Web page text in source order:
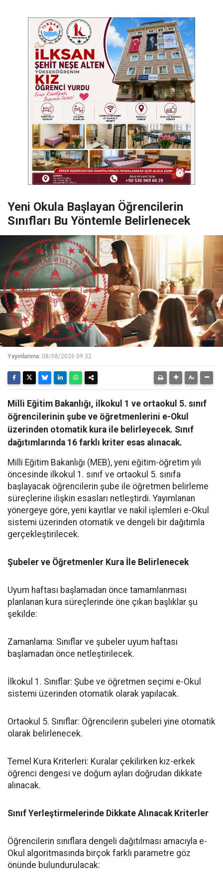
Yeni Okula Başlayan Öğrencilerin
Sınıfları Bu Yöntemle Belirlenecek
Yayınlanma: 08/08/2026 09:32
Milli Eğitim Bakanlığı, ilkokul 1 ve ortaokul 5. sınıf
öğrencilerinin şube ve öğretmenlerini e-Okul
üzerinden otomatik kura ile belirleyecek. Sınıf
dağıtımlarında 16 farklı kriter esas alınacak.
Milli Eğitim Bakanlığı (MEB), yeni eğitim-öğretim yılı
öncesinde ilkokul 1. sınıf ve ortaokul 5. sınıfa
başlayacak öğrencilerin şube ile öğretmen belirleme
süreçlerine ilişkin esasları netleştirdi. Yayımlanan
yönergeye göre, yeni kayıtlar ve nakil işlemleri e-Okul
sistemi üzerinden otomatik ve dengeli bir dağıtımla
gerçekleştirilecek.
Şubeler ve Öğretmenler Kura İle Belirlenecek
​Uyum haftası başlamadan önce tamamlanması
planlanan kura süreçlerinde öne çıkan başlıklar şu
şekilde:
​Zamanlama: Sınıflar ve şubeler uyum haftası
başlamadan önce netleştirilecek.
​İlkokul 1. Sınıflar: Şube ve öğretmen seçimi e-Okul
sistemi üzerinden otomatik olarak yapılacak.
​Ortaokul 5. Sınıflar: Öğrencilerin şubeleri yine otomatik
olarak belirlenecek.
​Temel Kura Kriterleri: Kuralar çekilirken kız-erkek
öğrenci dengesi ve doğum ayları doğrudan dikkate
alınacak.
Sınıf Yerleştirmelerinde Dikkate Alınacak Kriterler
​Öğrencilerin sınıflara dengeli dağıtılması amacıyla e-
Okul algoritmasında birçok farklı parametre göz
önünde bulundurulacak: